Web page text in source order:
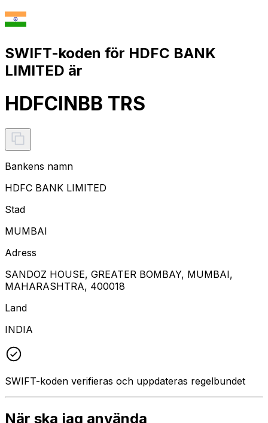
SWIFT-koden för HDFC BANK
LIMITED är
HDFCINBB TRS
Bankens namn
HDFC BANK LIMITED
Stad
MUMBAI
Adress
SANDOZ HOUSE, GREATER BOMBAY, MUMBAI,
MAHARASHTRA, 400018
Land
INDIA
SWIFT-koden verifieras och uppdateras regelbundet
När ska jag använda